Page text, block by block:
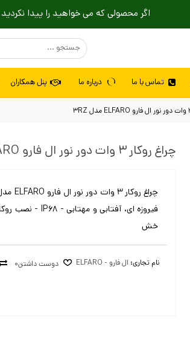
اگر محصولی که می خواهید را پیدا
تماس با ما درباره ما پنل همکاران
چراغ روکار 3 وات دور نور ال فارو ELFARO مدل 3RZ
خش
نام تجاری: ال فارو - ELFARO دوست داشتن0